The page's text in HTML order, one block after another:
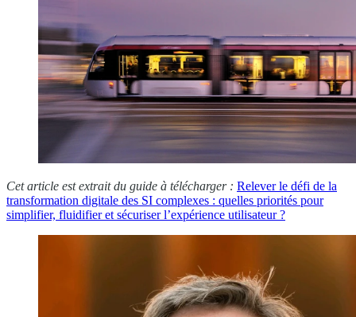
Cet article est extrait du guide à télécharger : Relever le défi de la
transformation digitale des SI complexes : quelles priorités pour
simplifier, fluidifier et sécuriser l’expérience utilisateur ?